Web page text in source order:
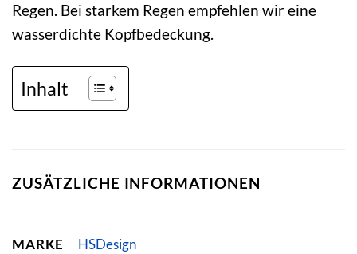
Regen. Bei starkem Regen empfehlen wir eine
wasserdichte Kopfbedeckung.
Inhalt
ZUSÄTZLICHE INFORMATIONEN
MARKE HSDesign